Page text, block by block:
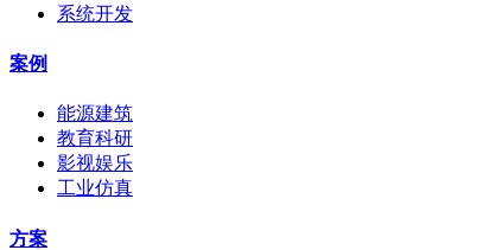
系统开发
案例
能源建筑
教育科研
影视娱乐
工业仿真
方案